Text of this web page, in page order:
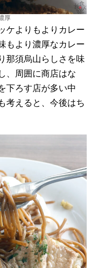
厚
ケよりもよりカレー
もより濃厚なカレー
那須烏山らしさを味
、周囲に商店はな
下ろす店が多い中
考えると、今後はち